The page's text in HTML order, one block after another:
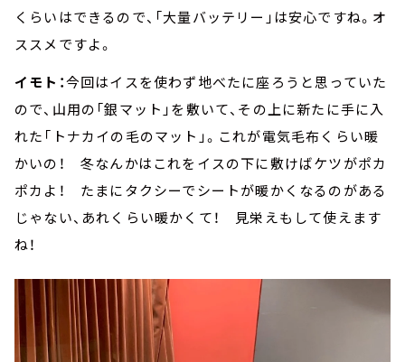
くらいはできるので、「大量バッテリー」は安心ですね。オ
ススメですよ。
イモト：今回はイスを使わず地べたに座ろうと思っていた
ので、山用の「銀マット」を敷いて、その上に新たに手に入
れた「トナカイの毛のマット」。これが電気毛布くらい暖
かいの！ 冬なんかはこれをイスの下に敷けばケツがポカ
ポカよ！ たまにタクシーでシートが暖かくなるのがある
じゃない、あれくらい暖かくて！ 見栄えもして使えます
ね！